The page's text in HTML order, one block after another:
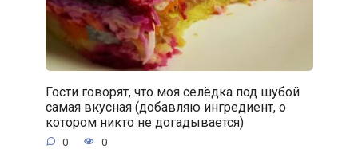
Гости говорят, что моя селёдка под шубой
самая вкусная (добавляю ингредиент, о
котором никто не догадывается)
0 0